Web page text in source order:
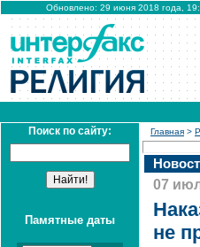
Обновлено: 29 июня 2018 года,
Поиск по сайту:
Памятные даты
Главная >
07
не